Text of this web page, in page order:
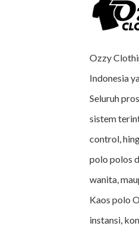
Ozzy
Indonesia
Seluruh
sistem
control,
polo polos
wanita,
Kaos polo
instansi,